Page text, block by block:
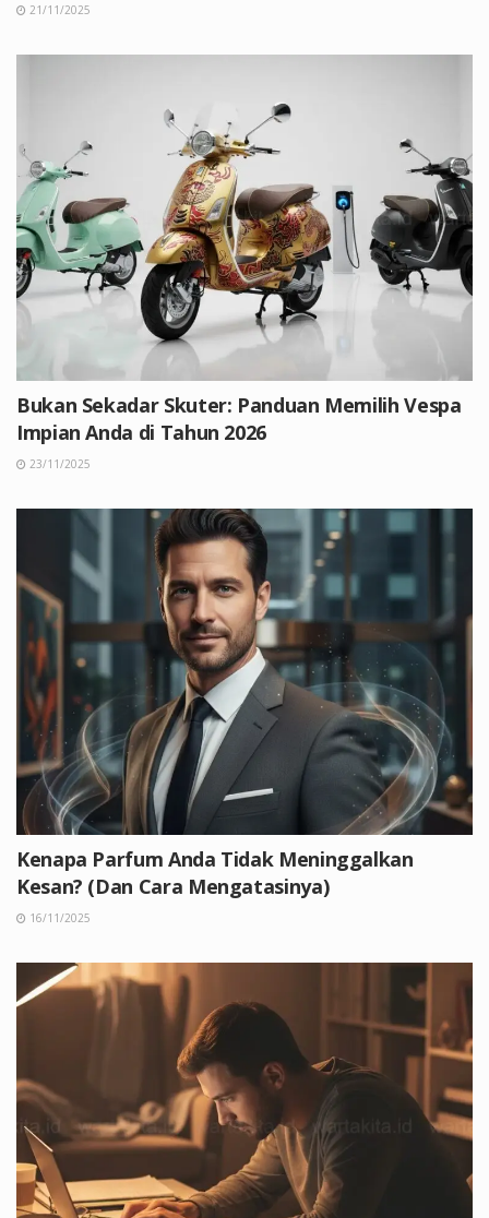
21/11/2025
Bukan Sekadar Skuter: Panduan Memilih Vespa
Impian Anda di Tahun 2026
23/11/2025
Kenapa Parfum Anda Tidak Meninggalkan
Kesan? (Dan Cara Mengatasinya)
16/11/2025